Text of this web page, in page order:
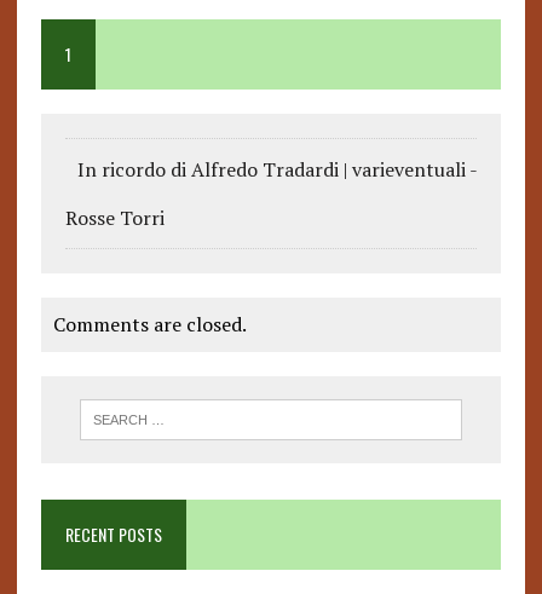
1
In ricordo di Alfredo Tradardi | varieventuali -
Rosse Torri
Comments are closed.
RECENT POSTS